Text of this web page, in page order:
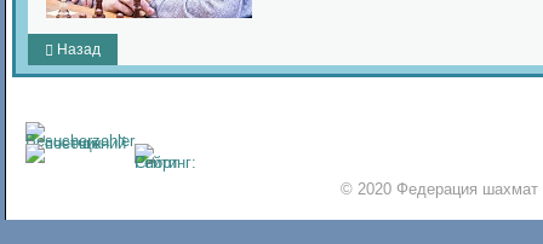
Назад
© 2020 Федерация шахмат